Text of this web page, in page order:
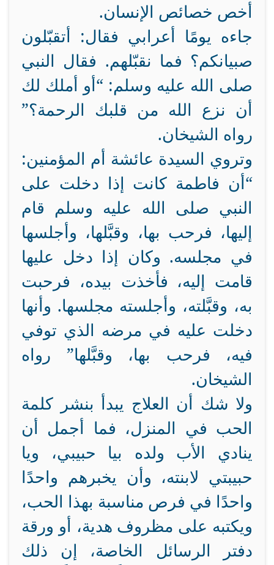
أخص خصائص الإنسان.
جاءه يومًا أعرابي فقال: أتقبّلون
صبيانكم؟ فما نقبّلهم. فقال النبي
صلى الله عليه وسلم: “أو أملك لك
أن نزع الله من قلبك الرحمة؟”
رواه الشيخان.
وتروي السيدة عائشة أم المؤمنين:
“أن فاطمة كانت إذا دخلت على
النبي صلى الله عليه وسلم قام
إليها، فرحب بها، وقبَّلها، وأجلسها
في مجلسه. وكان إذا دخل عليها
قامت إليه، فأخذت بيده، فرحبت
به، وقبَّلته، وأجلسته مجلسها. وأنها
دخلت عليه في مرضه الذي توفي
فيه، فرحب بها، وقبَّلها” رواه
الشيخان.
ولا شك أن العلاج يبدأ بنشر كلمة
الحب في المنزل، فما أجمل أن
ينادي الأب ولده بيا حبيبي، ويا
حبيبتي لابنته، وأن يخبرهم واحدًا
واحدًا في فرص مناسبة بهذا الحب،
ويكتبه على مظروف هدية، أو ورقة
دفتر الرسائل الخاصة، إن ذلك